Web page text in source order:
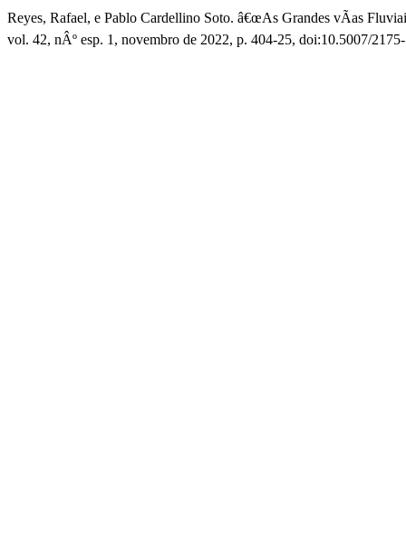
Reyes, Rafael, e Pablo Cardellino Soto. â€œAs Grandes vÃ­as
vol. 42, nÂº esp. 1, novembro de 2022, p. 404-25, doi:10.5007/